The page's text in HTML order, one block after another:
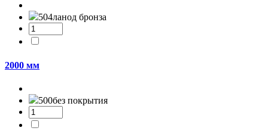
504ланод бронза
2000 мм
500без покрытия